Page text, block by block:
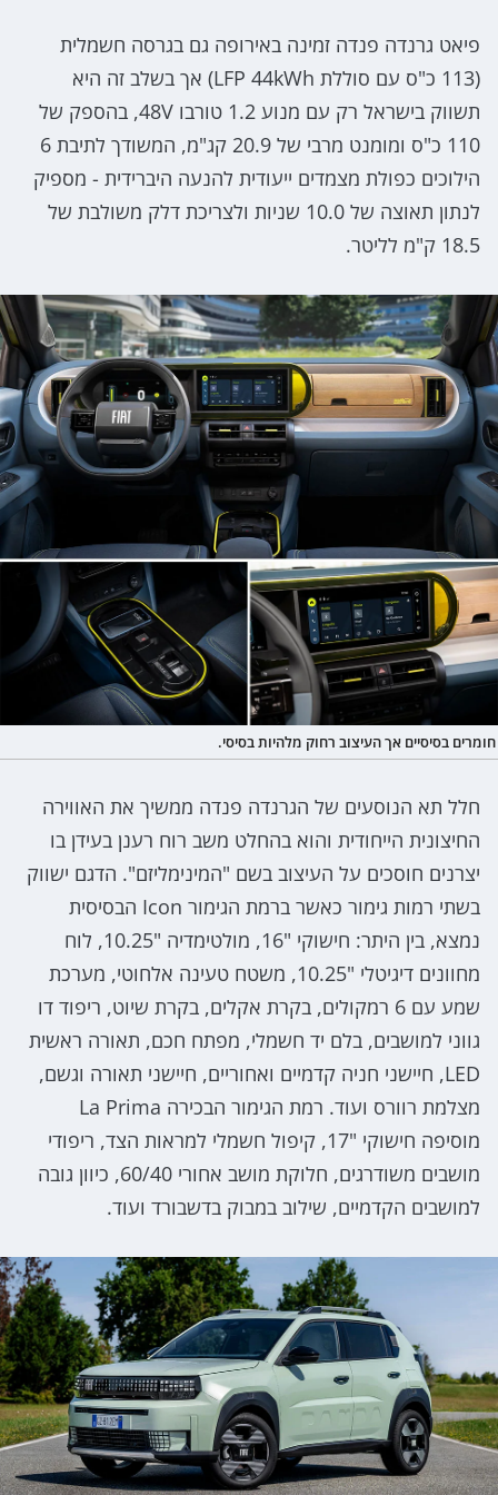
פיאט גרנדה פנדה זמינה באירופה גם בגרסה חשמלית
(113 כ"ס עם סוללת LFP 44kWh) אך בשלב זה היא
תשווק בישראל רק עם מנוע 1.2 טורבו 48V, בהספק של
110 כ"ס ומומנט מרבי של 20.9 קג"מ, המשודך לתיבת 6
הילוכים כפולת מצמדים ייעודית להנעה היברידית - מספיק
לנתון תאוצה של 10.0 שניות ולצריכת דלק משולבת של
18.5 ק"מ לליטר.
חומרים בסיסיים אך העיצוב רחוק מלהיות בסיסי.
חלל תא הנוסעים של הגרנדה פנדה ממשיך את האווירה
החיצונית הייחודית והוא בהחלט משב רוח רענן בעידן בו
יצרנים חוסכים על העיצוב בשם "המינימליזם". הדגם ישווק
בשתי רמות גימור כאשר ברמת הגימור Icon הבסיסית
נמצא, בין היתר: חישוקי "16, מולטימדיה "10.25, לוח
מחוונים דיגיטלי "10.25, משטח טעינה אלחוטי, מערכת
שמע עם 6 רמקולים, בקרת אקלים, בקרת שיוט, ריפוד דו
גווני למושבים, בלם יד חשמלי, מפתח חכם, תאורה ראשית
LED, חיישני חניה קדמיים ואחוריים, חיישני תאורה וגשם,
מצלמת רוורס ועוד. רמת הגימור הבכירה La Prima
מוסיפה חישוקי "17, קיפול חשמלי למראות הצד, ריפודי
מושבים משודרגים, חלוקת מושב אחורי 60/40, כיוון גובה
למושבים הקדמיים, שילוב במבוק בדשבורד ועוד.